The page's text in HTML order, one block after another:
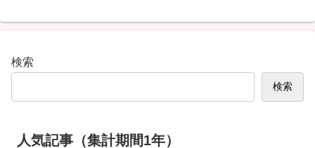
検索
検索
人気記事（集計期間1年）